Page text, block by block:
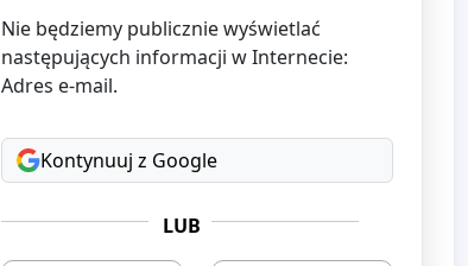
Nie będziemy publicznie wyświetlać
następujących informacji w Internecie:
Adres e-mail.
Kontynuuj z Google
LUB